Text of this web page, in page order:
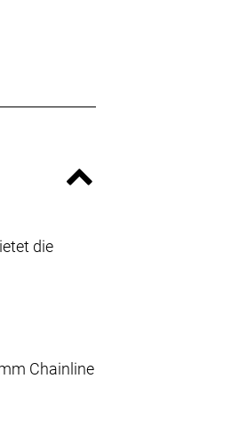
die
Chainline